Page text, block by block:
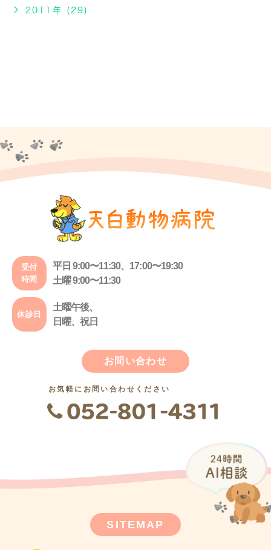
2011年 (29)
受付
時間
平日 9:00〜11:30、17:00〜19:30
土曜 9:00〜11:30
休診日
土曜午後、
日曜、祝日
お問い合わせ
お気軽にお問い合わせください
SITEMAP